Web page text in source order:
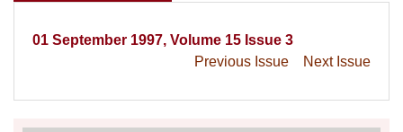
01 September 1997, Volume 15 Issue 3
Previous Issue
Next Issue